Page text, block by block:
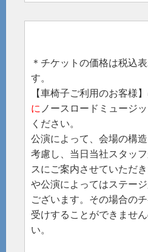
＊チケットの価格は税込
す。
【車椅子ご利用のお客様】
に ノースロードミュージ
ください。
公演によって、会場の構
考慮し、当日当社スタッ
スにご案内させていただ
や公演によってはステー
ございます。その場合の
受けすることができませ
い。